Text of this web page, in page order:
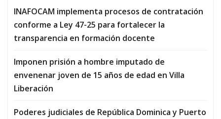
INAFOCAM implementa procesos de contratación
conforme a Ley 47-25 para fortalecer la
transparencia en formación docente
Imponen prisión a hombre imputado de
envenenar joven de 15 años de edad en Villa
Liberación
Poderes judiciales de República Dominica y Puerto